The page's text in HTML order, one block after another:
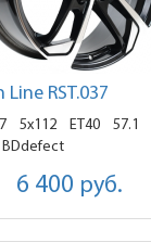
Line RST.037
5x112 ET40
57.1
BDdefect
6 400 руб.